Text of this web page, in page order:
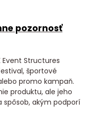
pozornosť
Event Structures
športové
promo kampaň.
produktu, ale jeho
spôsob, akým podporí